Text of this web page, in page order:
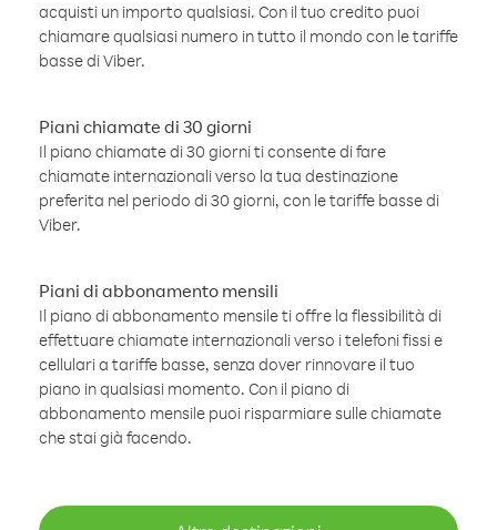
acquisti un importo qualsiasi. Con il tuo credito puoi
chiamare qualsiasi numero in tutto il mondo con le tariffe
basse di Viber.
Piani chiamate di 30 giorni
Il piano chiamate di 30 giorni ti consente di fare
chiamate internazionali verso la tua destinazione
preferita nel periodo di 30 giorni, con le tariffe basse di
Viber.
Piani di abbonamento mensili
Il piano di abbonamento mensile ti offre la flessibilità di
effettuare chiamate internazionali verso i telefoni fissi e
cellulari a tariffe basse, senza dover rinnovare il tuo
piano in qualsiasi momento. Con il piano di
abbonamento mensile puoi risparmiare sulle chiamate
che stai già facendo.